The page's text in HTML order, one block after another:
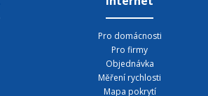
Pro domácnosti
Pro firmy
Objednávka
Měření rychlosti
Mapa pokrytí